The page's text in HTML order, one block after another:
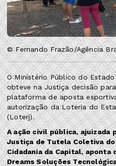
© Fernando Frazão/Agência
O Ministério Público do
obteve na Justiça decisão
plataforma de aposta
autorização da Loteria do
(Loterj).
A ação civil pública, ajuizada
Justiça de Tutela Coletiva
Cidadania da Capital, aponta
Dreams Soluções